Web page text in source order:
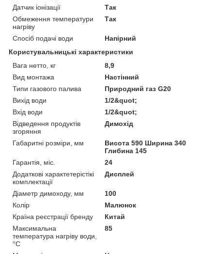
Датчик іонізації
Так
Обмеження температури
нагріву
Так
Спосіб подачі води
Напірний
Користувальницькі характеристики
Вага нетто, кг
8,9
Вид монтажа
Настінний
Типи газового палива
Природний газ G20
Вихід води
1/2&quot;
Вхід води
1/2&quot;
Відведення продуктів
згоряння
Димохід
Габаритні розміри, мм
Висота 590 Ширина 340
Глибина 145
Гарантія, міс.
24
Додаткові характетерістікі
комплектації
Дисплей
Діаметр димоходу, мм
100
Колір
Малюнок
Країна реєстрації бренду
Китай
Максимальна
температура нагріву води,
°C
85